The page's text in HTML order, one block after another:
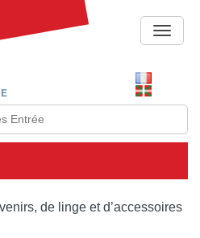
Toggle
de linge et d’accessoires